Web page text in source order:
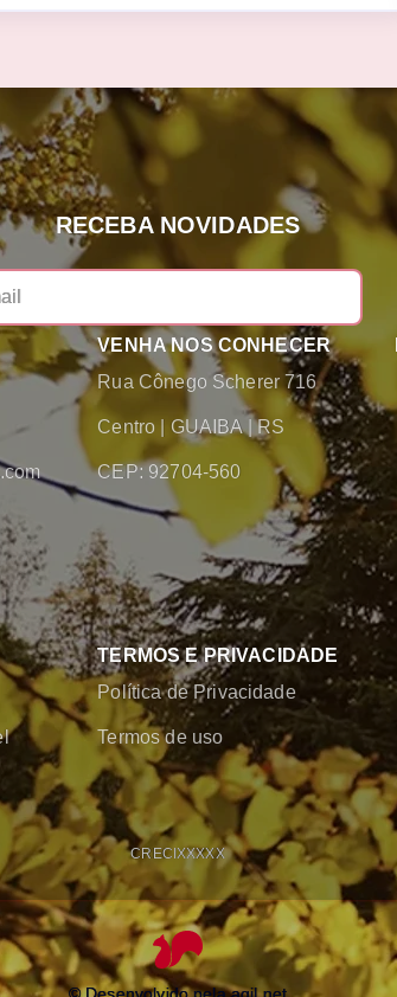
RECEBA NOVIDADES
VENHA NOS CONHECER
Rua Cônego Scherer 716
Centro GUAIBA |RS
CEP: 92704-560
TERMOS E PRIVACIDADE
Política de Privacidade
Termos de uso
CRECI XXXXX
© Desenvolvido pelaagil.net